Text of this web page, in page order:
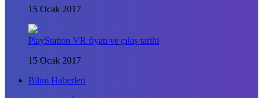
15 Ocak 2017
PlayStation VR fiyatı ve çıkış tarihi
15 Ocak 2017
Bilim Haberleri